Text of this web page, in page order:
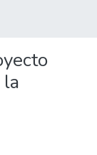
Statistics